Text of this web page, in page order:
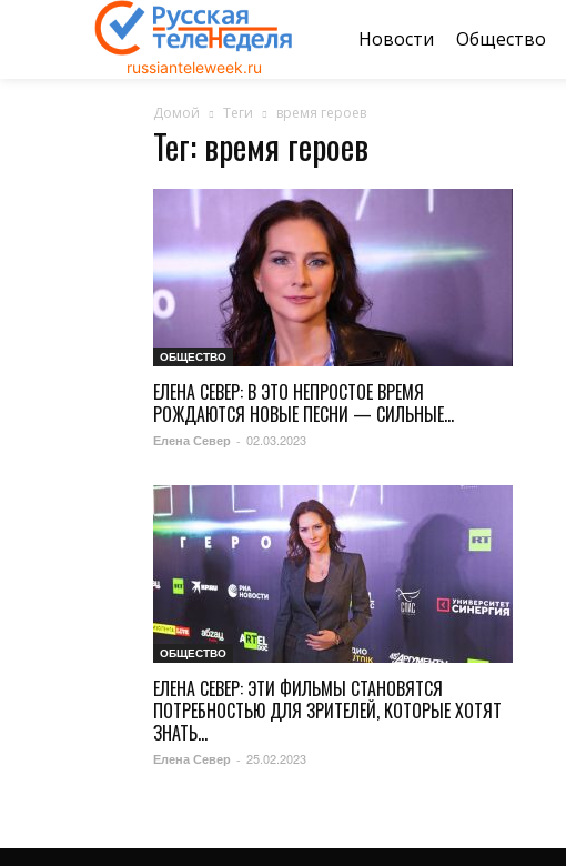
russianteleweek.ru
Новости Общество
Домой Теги время героев
Тег: время героев
ОБЩЕСТВО
ЕЛЕНА СЕВЕР: В ЭТО НЕПРОСТОЕ ВРЕМЯ
РОЖДАЮТСЯ НОВЫЕ ПЕСНИ — СИЛЬНЫЕ...
Елена Север - 02.03.2023
ОБЩЕСТВО
ЕЛЕНА СЕВЕР: ЭТИ ФИЛЬМЫ СТАНОВЯТСЯ
ПОТРЕБНОСТЬЮ ДЛЯ ЗРИТЕЛЕЙ, КОТОРЫЕ ХОТЯТ
ЗНАТЬ...
Елена Север - 25.02.2023